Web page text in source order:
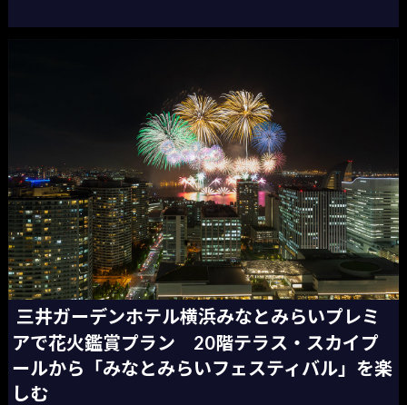
三井ガーデンホテル横浜みなとみらいプレミ
アで花火鑑賞プラン 20階テラス・スカイプ
ールから「みなとみらいフェスティバル」を楽
しむ